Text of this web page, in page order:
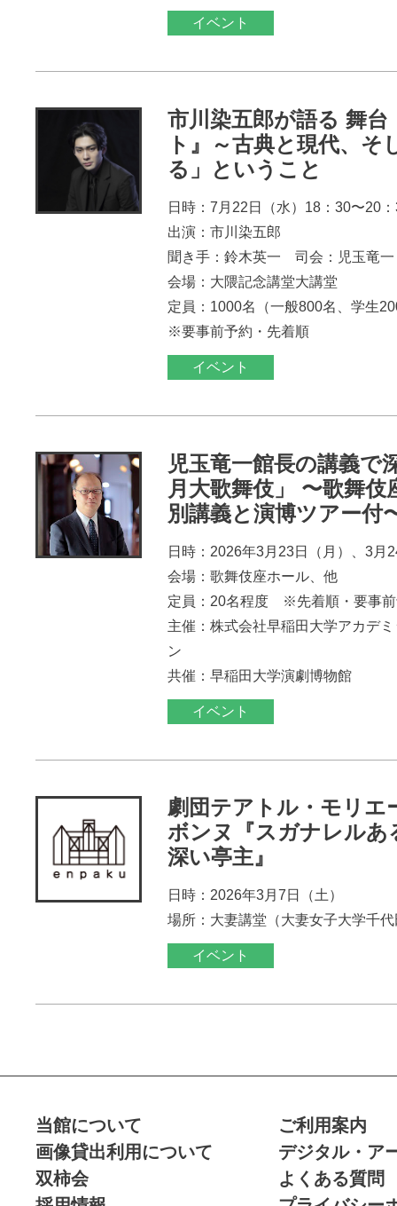
イベント
市川染五郎が語る 舞台
ト』～古典と現代、そ
る」ということ
日時：7月22日（水）18：30〜20
出演：市川染五郎
聞き手：鈴木英一 司会：児玉竜一
会場：大隈記念講堂大講堂
定員：1000名（一般800名、学生
※要事前予約・先着順
イベント
児玉竜一館長の講義で
月大歌舞伎」 〜歌舞伎
別講義と演博ツアー付
日時：2026年3月23日（月）、3月
会場：歌舞伎座ホール、他
定員：20名程度 ※先着順・要事前
主催：株式会社早稲田大学アカデ
ン
共催：早稲田大学演劇博物館
イベント
劇団テアトル・モリエ
ボンヌ『スガナレルあ
深い亭主』
日時：2026年3月7日（土）
場所：大妻講堂（大妻女子大学千
イベント
当館について
ご利用案内
画像貸出利用について
デジタル・ア
双柿会
よくある質問